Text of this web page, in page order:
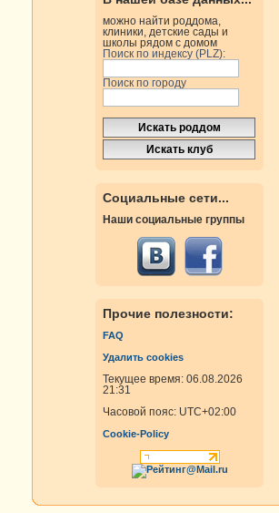
можно найти роддома,
клиники, детские сады и
школы рядом с домом
Поиск по индексу (PLZ):
Поиск по городу
Социальные сети...
Наши социальные группы
Прочие полезности:
FAQ
Удалить cookies
Текущее время: 06.08.2026
21:31
Часовой пояс: UTC+02:00
Cookie-Policy